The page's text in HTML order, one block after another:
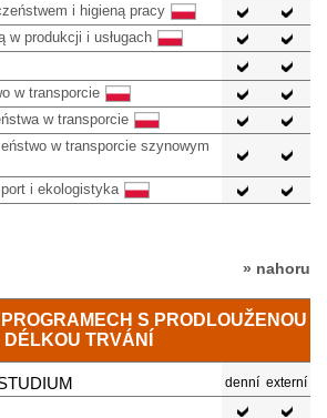
i higieną pracy
w produkcji i usługach
w transporcie
w transporcie
w transporcie szynowym
i ekologistyka
» nahoru
S PRODLOUŽENOU
DÉLKOU TRVÁNÍ
denní externí